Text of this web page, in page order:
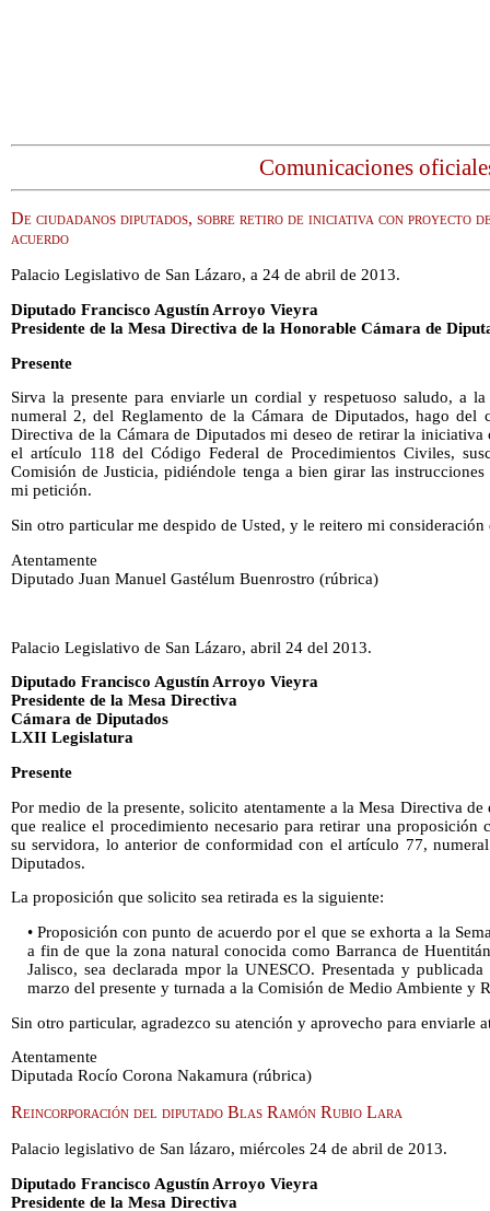
Comunicaciones
De ciudadanos diputados, sobre retiro de iniciativa con proyecto
acuerdo
Palacio Legislativo de San Lázaro, a 24 de abril de 2013.
Diputado Francisco Agustín Arroyo Vieyra
Presidente de la Mesa Directiva de la Honorable Cámara de
Presente
Sirva la presente para enviarle un cordial y respetuoso saludo, a
numeral 2, del Reglamento de la Cámara de Diputados, hago del
Directiva de la Cámara de Diputados mi deseo de retirar la
el artículo 118 del Código Federal de Procedimientos Civiles,
Comisión de Justicia, pidiéndole tenga a bien girar las
mi petición.
Sin otro particular me despido de Usted, y le reitero mi
Atentamente
Diputado Juan Manuel Gastélum Buenrostro (rúbrica)
Palacio Legislativo de San Lázaro, abril 24 del 2013.
Diputado Francisco Agustín Arroyo Vieyra
Presidente de la Mesa Directiva
Cámara de Diputados
LXII Legislatura
Presente
Por medio de la presente, solicito atentamente a la Mesa Directiva
que realice el procedimiento necesario para retirar una proposición
su servidora, lo anterior de conformidad con el artículo 77,
Diputados.
La proposición que solicito sea retirada es la siguiente:
• Proposición con punto de acuerdo por el que se exhorta a la
a fin de que la zona natural conocida como Barranca de
Jalisco, sea declarada mpor la UNESCO. Presentada y
marzo del presente y turnada a la Comisión de Medio Ambiente y
Sin otro particular, agradezco su atención y aprovecho para enviarle
Atentamente
Diputada Rocío Corona Nakamura (rúbrica)
Reincorporación del diputado Blas Ramón Rubio Lara
Palacio legislativo de San lázaro, miércoles 24 de abril de 2013.
Diputado Francisco Agustín Arroyo Vieyra
Presidente de la Mesa Directiva